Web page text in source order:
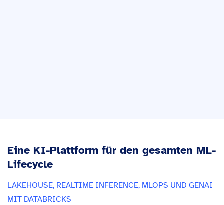
Eine KI-Plattform für den gesamten ML-
Lifecycle
LAKEHOUSE, REALTIME INFERENCE, MLOPS UND GENAI
MIT DATABRICKS